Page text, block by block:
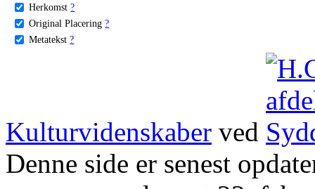
Herkomst ?
Original Placering ?
Metatekst ?
Kulturvidenskaber ved
Denne side er senest